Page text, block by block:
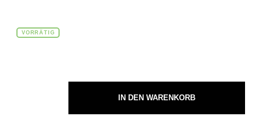
VORRÄTIG
IN DEN WARENKORB